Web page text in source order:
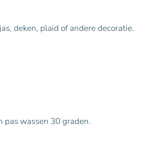
deken, plaid of andere decoratie.
pas wassen 30 graden.